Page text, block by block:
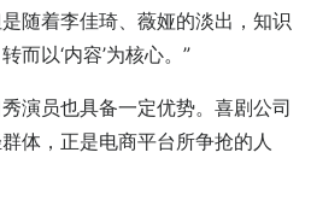
随着李佳琦、薇娅的淡出，知识
而以‘内容’为核心。”
演员也具备一定优势。喜剧公司
体，正是电商平台所争抢的人